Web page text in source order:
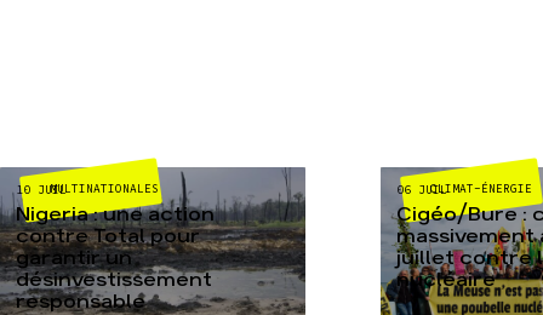
MULTINATIONALES
10 JUIL
Nigeria : une action
contre Total pour
garantir un
désinvestissement
responsable
CLIMAT-ÉNERGIE
06 JUIL
Cigéo/Bure :
massivement
juillet contre
nucléaire